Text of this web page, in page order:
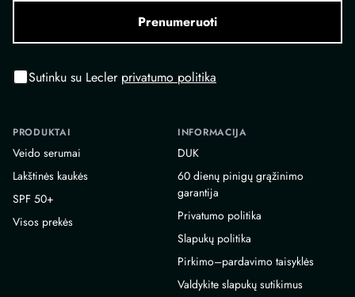
Prenumeruoti
Sutinku su Lecler privatumo politika
PRODUKTAI
Veido serumai
Lakštinės kaukės
SPF 50+
Visos prekės
INFORMACIJA
DUK
60 dienų pinigų grąžinimo
garantija
Privatumo politika
Slapukų politika
Pirkimo–pardavimo taisyklės
Valdykite slapukų sutikimus